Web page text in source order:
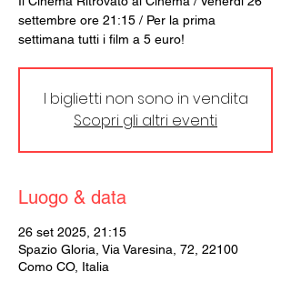
settembre ore 21:15 / Per la prima
settimana tutti i film a 5 euro!
I biglietti non sono in vendita
Scopri gli altri eventi
Luogo & data
26 set 2025, 21:15
Spazio Gloria, Via Varesina, 72, 22100
Como CO, Italia